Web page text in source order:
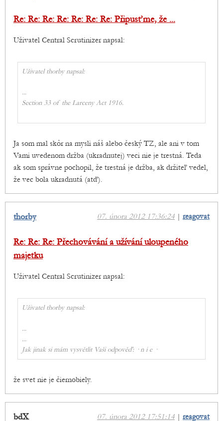
Re: Re: Re: Re: Re: Re: Re: Připusťme, že ...
Uživatel Central Scrutinizer napsal:
Uživatel thorby napsal:
...
Section 33 of the Larceny Act 1916.
Ja som mal skôr na mysli náš alebo český TZ, ale ani v tom
Vami uvedenom držba (ukradnutej) veci nie je trestná. Teda
ak som správne pochopil, že trestná je držba, ak držiteľ vedel,
že vec bola ukradnutá (atď).
07. února 2012 17:36:24 | reagovat
thorby
Re: Re: Re: Přechovávání a užívání uloupeného
majetku
Uživatel Central Scrutinizer napsal:
Uživatel thorby napsal:
...
...
Jak jinak si mám vysvětlit Vaši odpověď: · n i e ·
že svet nie je čiernobiely.
07. února 2012 17:51:14 | reagovat
bdX